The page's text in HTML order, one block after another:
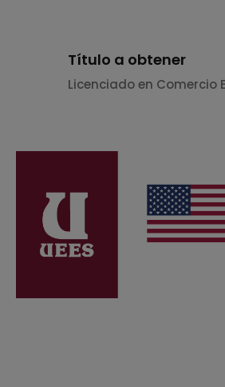
Título a obtener
Licenciado en Comercio